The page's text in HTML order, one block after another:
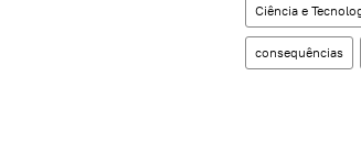
Ciência e
consequências